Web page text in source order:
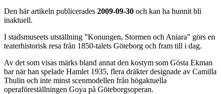
Den här artikeln publicerades 2009-09-30 och kan ha hunnit bli
inaktuell.
I stadsmuseets utställning ”Konungen, Stormen och Aniara” görs en
teaterhistorisk resa från 1850-talets Göteborg och fram till i dag.
Av det som visas märks bland annat den kostym som Gösta Ekman
bar när han spelade Hamlet 1935, flera dräkter designade av Camilla
Thulin och inte minst scenmodellen från högaktuella
operaföreställningen Goya på Göteborgsoperan.